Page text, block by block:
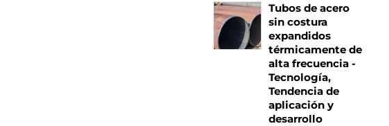
Tubos de acero
sin costura
expandidos
térmicamente de
alta frecuencia -
Tecnología,
Tendencia de
aplicación y
desarrollo